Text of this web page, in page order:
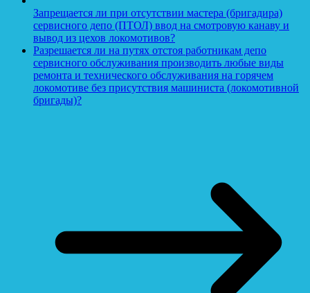
Запрещается ли при отсутствии мастера (бригадира)
сервисного депо (ПТОЛ) ввод на смотровую канаву и
вывод из цехов локомотивов?
Разрешается ли на путях отстоя работникам депо
сервисного обслуживания производить любые виды
ремонта и технического обслуживания на горячем
локомотиве без присутствия машиниста (локомотивной
бригады)?